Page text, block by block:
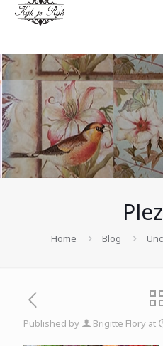
Home Blog
Published by Brigitte Flory at